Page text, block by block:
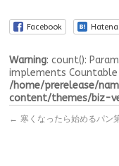
Facebook Hatena
Warning: count():
implements Countable
/home/prerelease/
content/themes/biz-
← 寒くなったら始めるパン